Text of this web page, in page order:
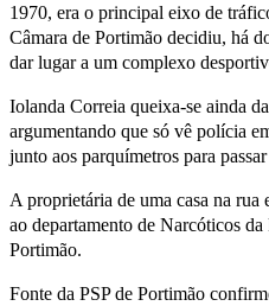
1970, era o principal eixo de
Câmara de Portimão decidiu, há
dar lugar a um complexo
Iolanda Correia queixa-se ainda
argumentando que só vê polícia
junto aos parquímetros para
A proprietária de uma casa na rua
ao departamento de Narcóticos da
Portimão.
Fonte da PSP de Portimão